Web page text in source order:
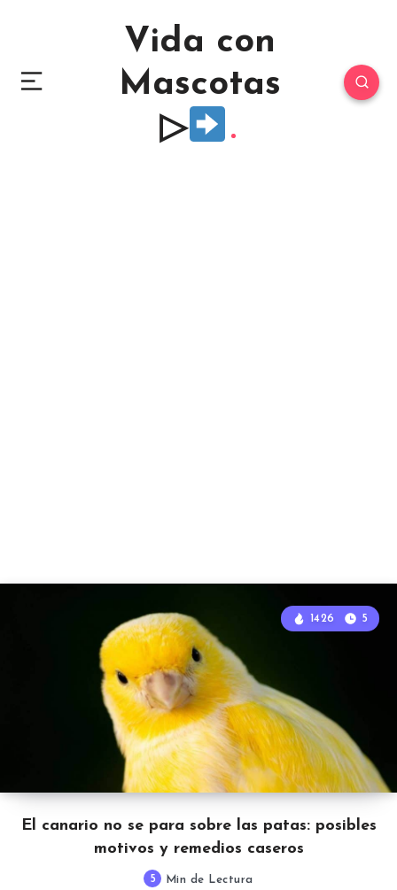
Vida con
Mascotas
▷
El canario no se para sobre las patas: posibles
motivos y remedios caseros
1426 5
5 Min de Lectura